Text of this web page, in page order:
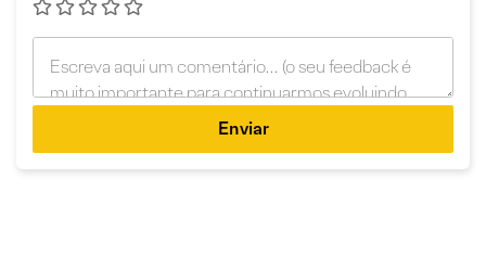
Enviar